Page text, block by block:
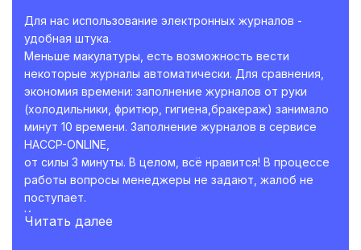
разработчикам сервиса ведения электронных
журналов. С вами наша работа становится легче. Ещё
раз спасибо.
Для нас использование электронных журналов -
удобная штука.
Меньше макулатуры, есть возможность вести
некоторые журналы автоматически. Для сравнения,
экономия времени: заполнение журналов от руки
(холодильники, фритюр, гигиена,бракераж) занимало
минут 10 времени. Заполнение журналов в сервисе
HACCP-ONLINE,
от силы 3 минуты. В целом, всё нравится! В процессе
работы вопросы менеджеры не задают, жалоб не
поступает.
Коллегам рекомендую.
Читать далее